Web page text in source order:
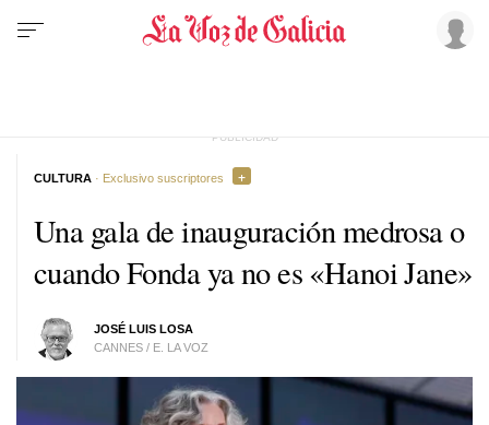
Una gala de inauguración medrosa o
cuando Fonda ya no es «Hanoi Jane»
JOSÉ LUIS LOSA
CANNES / E. LA VOZ
CULTURA · Exclusivo suscriptores